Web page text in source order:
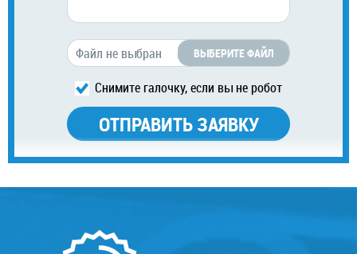
ВЫБЕРИТЕ ФАЙЛ
Снимите галочку, если вы не робот